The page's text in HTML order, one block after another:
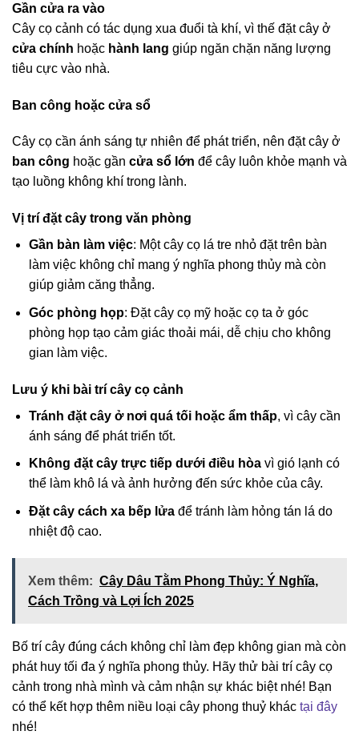
Gần cửa ra vào
Cây cọ cảnh có tác dụng xua đuổi tà khí, vì thế đặt cây ở
cửa chính hoặc hành lang giúp ngăn chặn năng lượng
tiêu cực vào nhà.
Ban công hoặc cửa sổ
Cây cọ cần ánh sáng tự nhiên để phát triển, nên đặt cây ở
ban công hoặc gần cửa sổ lớn để cây luôn khỏe mạnh và
tạo luồng không khí trong lành.
Vị trí đặt cây trong văn phòng
Gần bàn làm việc: Một cây cọ lá tre nhỏ đặt trên bàn
làm việc không chỉ mang ý nghĩa phong thủy mà còn
giúp giảm căng thẳng.
Góc phòng họp: Đặt cây cọ mỹ hoặc cọ ta ở góc
phòng họp tạo cảm giác thoải mái, dễ chịu cho không
gian làm việc.
Lưu ý khi bài trí cây cọ cảnh
Tránh đặt cây ở nơi quá tối hoặc ẩm thấp, vì cây cần
ánh sáng để phát triển tốt.
Không đặt cây trực tiếp dưới điều hòavì gió lạnh có
thể làm khô lá và ảnh hưởng đến sức khỏe của cây.
Đặt cây cách xa bếp lửađể tránh làm hỏng tán lá do
nhiệt độ cao.
Xem thêm: Cây Dâu Tằm Phong Thủy: Ý Nghĩa,
Cách Trồng và Lợi Ích 2025
Bố trí cây đúng cách không chỉ làm đẹp không gian mà còn
phát huy tối đa ý nghĩa phong thủy. Hãy thử bài trí cây cọ
cảnh trong nhà mình và cảm nhận sự khác biệt nhé! Bạn
có thể kết hợp thêm niều loại cây phong thuỷ khác tại đây
nhé!